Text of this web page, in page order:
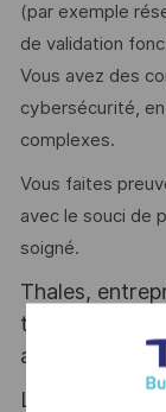
(par exemple
de validation
Vous avez des
cybersécurité,
complexes.
Vous faites
avec le souci de
soigné.
Thales,
tous les
atout.
Le poste